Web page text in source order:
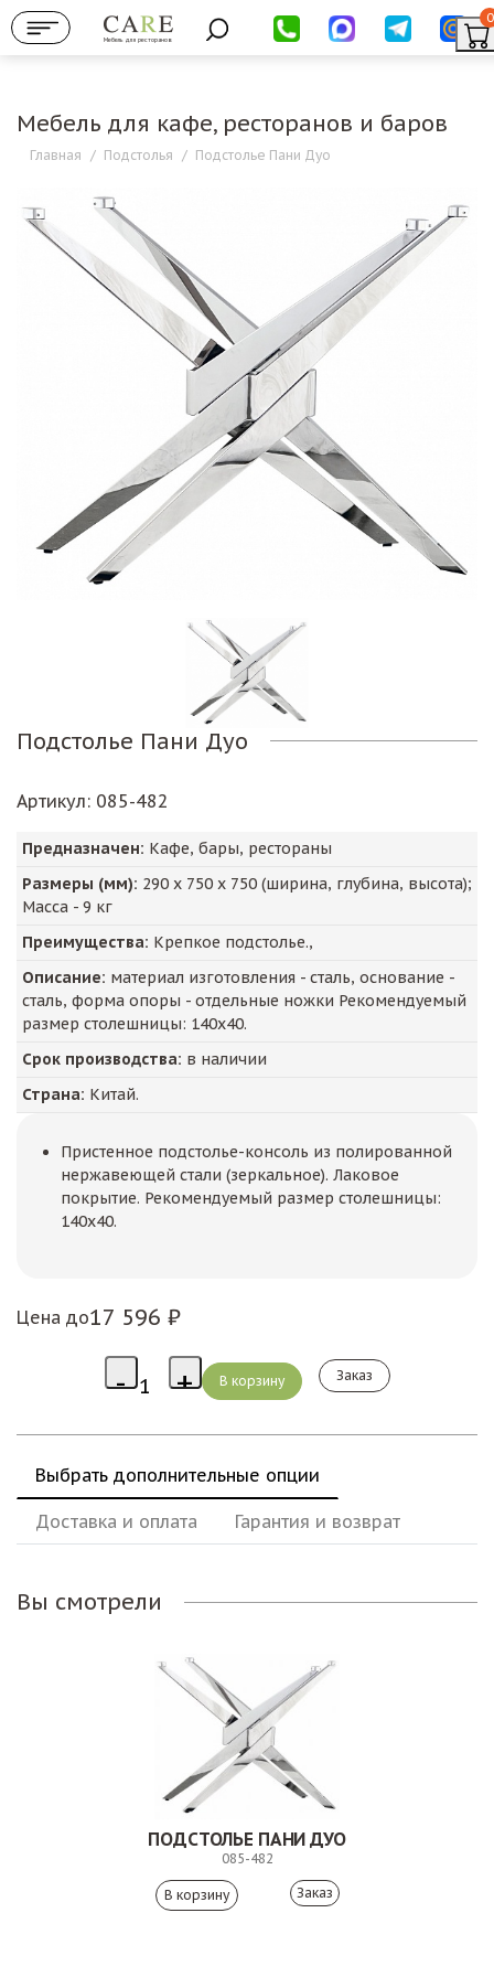
Мебель для ресторанов
0
Мебель для кафе, ресторанов и баров
Главная / Подстолья / Подстолье Пани Дуо
Подстолье Пани Дуо
Артикул: 085-482
Предназначен: Кафе, бары, рестораны
Размеры (мм): 290 х 750 х 750 (ширина, глубина, высота);
Масса - 9 кг
Преимущества: Крепкое подстолье.,
Описание: материал изготовления - сталь, основание -
сталь, форма опоры - отдельные ножки Рекомендуемый
размер столешницы: 140х40.
Срок производства: в наличии
Страна: Китай.
Пристенное подстолье-консоль из полированной
нержавеющей стали (зеркальное). Лаковое
покрытие. Рекомендуемый размер столешницы:
140х40.
Цена до17 596 ₽
Заказ
Выбрать дополнительные опции
Доставка и оплата Гарантия и возврат
Вы смотрели
ПОДСТОЛЬЕ ПАНИ ДУО
085-482
Заказ